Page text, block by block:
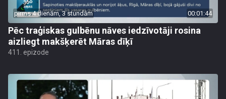
pirms 4 dienām, 3 stundām 00:01:44
Pēc traģiskas gulbēnu nāves iedzīvotāji rosina
aizliegt makšķerēt Māras dīķī
411. epizode